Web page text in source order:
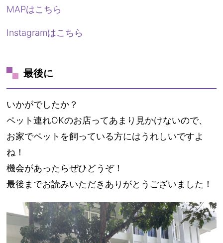
MAPはこちら
Instagramはこちら
最後に
いかがでしたか？
ペット連れOKのお店ってあまり見かけないので、
お家でペットを飼っている方にはうれしいですよ
ね！
機会があったらぜひどうぞ！
最後までお読みいただきありがとうございました！